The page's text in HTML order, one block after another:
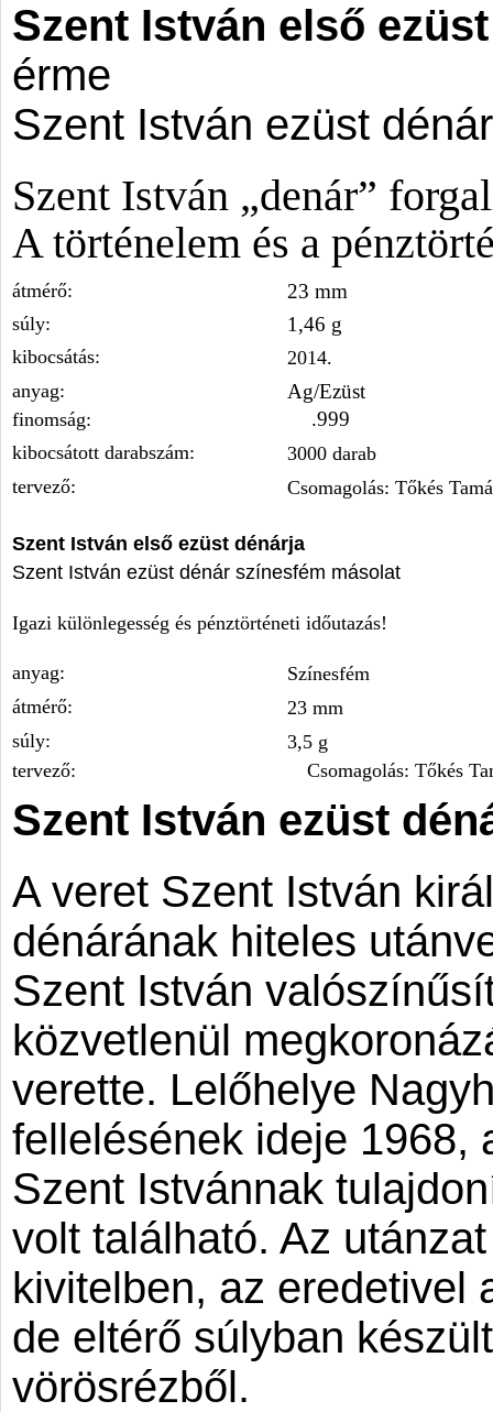
Szent István első
érme
Szent István ezüst
Szent István „denár”
A történelem és a
átmérő: 23 mm
súly: 1,46 g
kibocsátás:
2014.
anyag:
Ag/Ezüst
finomság: .999
kibocsátott darabszám:
3000 darab
tervező:
Csomagolás: Tőkés
Szent István első ezüst dénárja
Szent István ezüst dénár színesfém másolat
Igazi különlegesség és pénztörténeti időutazás!
anyag:
Színesfém
átmérő:
23 mm
súly:
3,5 g
tervező: Csomagolás: Tőkés
Szent István ezüst
A veret Szent István
dénárának hiteles
Szent István
közvetlenül
verette. Lelőhelye
fellelésének ideje 1968,
Szent Istvánnak
volt található. Az
kivitelben, az eredetivel
de eltérő súlyban
vörösrézből.